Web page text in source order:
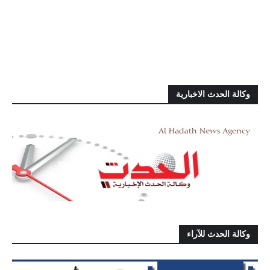
وكالة الحدث الاخبارية
وكالة الحدث للآراء